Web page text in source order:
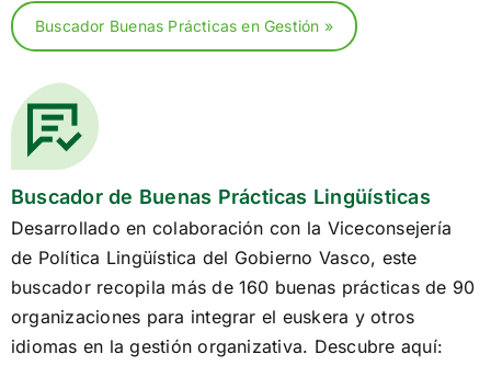
Buscador Buenas Prácticas en Gestión »
Buscador de Buenas Prácticas Lingüísticas
Desarrollado en colaboración con la Viceconsejería
de Política Lingüística del Gobierno Vasco, este
buscador recopila más de 160 buenas prácticas de 90
organizaciones para integrar el euskera y otros
idiomas en la gestión organizativa. Descubre aquí: